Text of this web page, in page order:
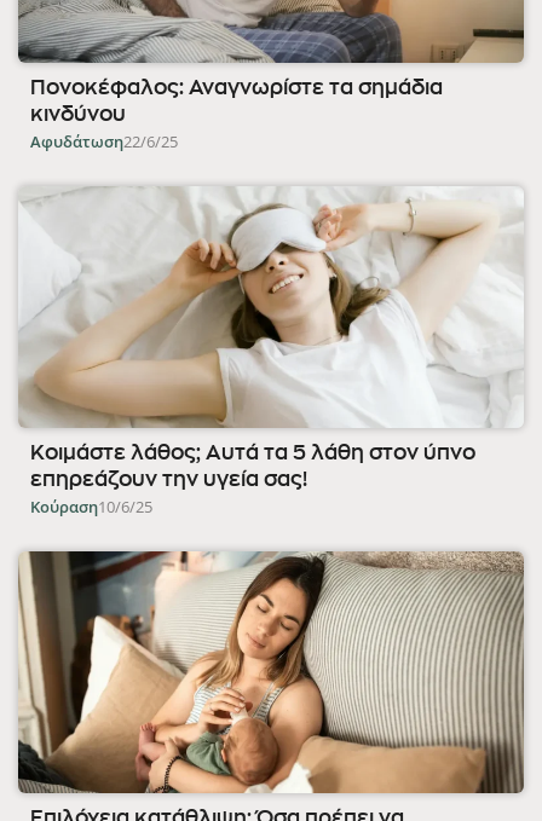
Πονοκέφαλος: Αναγνωρίστε τα σημάδια
κινδύνου
Αφυδάτωση22/6/25
Κοιμάστε λάθος; Αυτά τα 5 λάθη στον ύπνο
επηρεάζουν την υγεία σας!
Κούραση10/6/25